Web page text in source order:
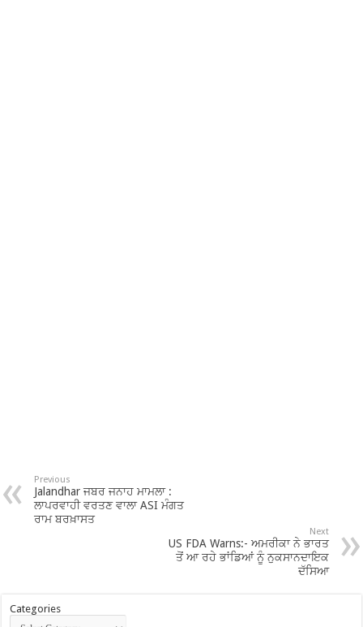
Previous
Jalandhar ਜਬਰ ਜਨਾਹ ਮਾਮਲਾ :
ਲਾਪਰਵਾਹੀ ਵਰਤਣ ਵਾਲਾ ASI ਮੰਗਤ
ਰਾਮ ਬਰਖ਼ਾਸਤ
Next
US FDA Warns:- ਅਮਰੀਕਾ ਨੇ ਭਾਰਤ
ਤੋਂ ਆ ਰਹੇ ਭਾਂਡਿਆਂ ਨੂੰ ਨੁਕਸਾਨਦਾਇਕ
ਦੱਸਿਆ
Categories